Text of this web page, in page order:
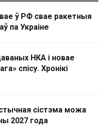
ў РФ свае ракетныя
па Украіне
НКА і новае
спісу. Хронікі
сістэма можа
2027 года